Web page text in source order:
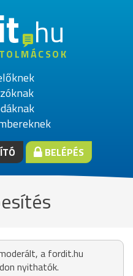
hu
BELÉPÉS
a fordit.hu
nyithatók.